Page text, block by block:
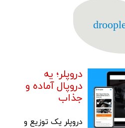
دروپلر؛ یه
دروپال آماده و
جذاب
دروپلر یک توزیع و